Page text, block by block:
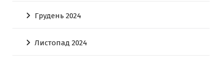
Грудень 2024
Листопад 2024